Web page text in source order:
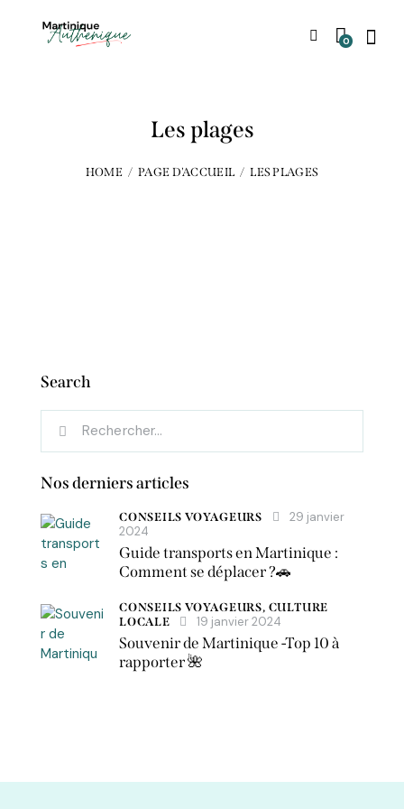
0
Les plages
HOME PAGE D'ACCUEIL LES PLAGES
Search
Nos derniers articles
CONSEILS VOYAGEURS
29 janvier
2024
Guide transports en Martinique :
Comment se déplacer ?🚗
CONSEILS VOYAGEURS, CULTURE
LOCALE
19 janvier 2024
Souvenir de Martinique -Top 10 à
rapporter 🌺